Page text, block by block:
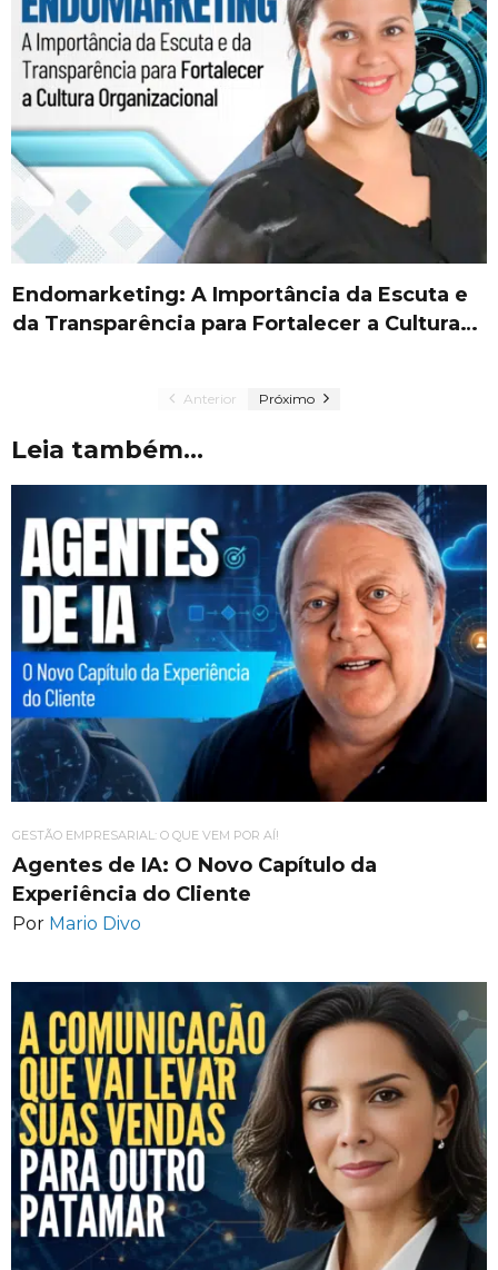
Endomarketing: A Importância da Escuta e
da Transparência para Fortalecer a Cultura…
Anterior Próximo
Leia também...
GESTÃO EMPRESARIAL: O QUE VEM POR AÍ!
Agentes de IA: O Novo Capítulo da
Experiência do Cliente
Por Mario Divo